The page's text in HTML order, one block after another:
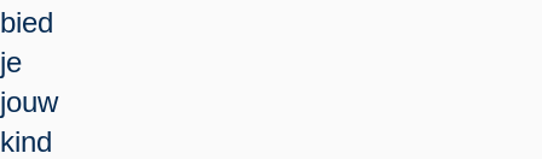
bied
je
jouw
kind